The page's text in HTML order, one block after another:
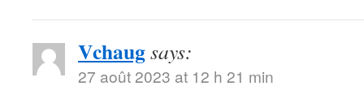
Vchaugsays:
27 août 2023 at 12 h 21 min